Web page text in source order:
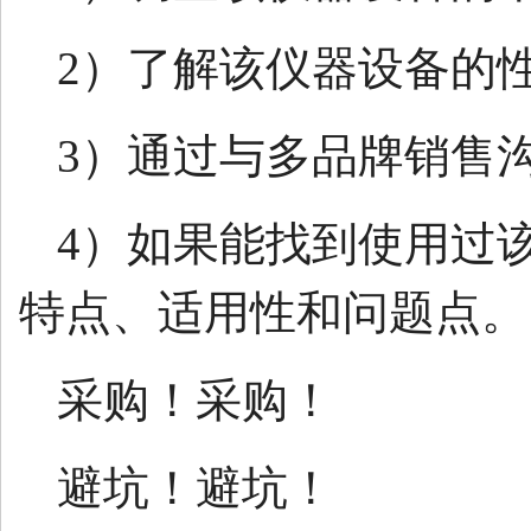
2）了解该仪器设备的
3）通过与多品牌销售
4）如果能找到使用过
特点、适用性和问题点。
采购！采购！
避坑！避坑！